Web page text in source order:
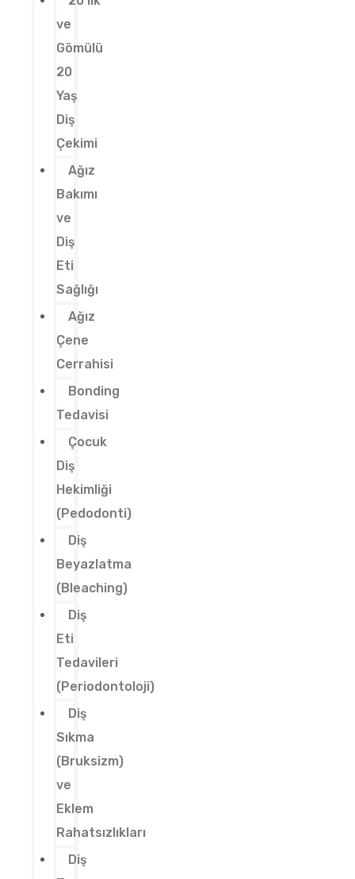
ve
Gömülü
20
Yaş
Diş
Çekimi
Ağız
Bakımı
ve
Diş
Eti
Sağlığı
Ağız
Çene
Cerrahisi
Bonding
Tedavisi
Çocuk
Diş
Hekimliği
(Pedodonti)
Diş
Beyazlatma
(Bleaching)
Diş
Eti
Tedavileri
(Periodontoloji)
Diş
Sıkma
(Bruksizm)
ve
Eklem
Rahatsızlıkları
Diş